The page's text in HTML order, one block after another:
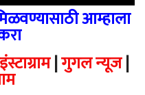
आम्हाला
इंस्टाग्राम|गुगल न्यूज|